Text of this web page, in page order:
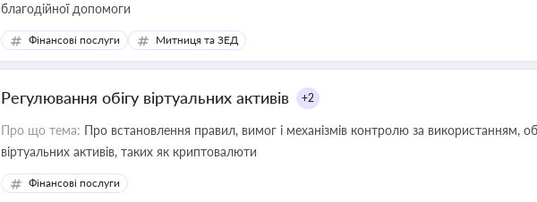
благодійної допомоги
Фінансові послуги Митниця та ЗЕД
Регулювання обігу віртуальних активів +2
Про що тема: Про встановлення правил, вимог і механізмів контролю за використанням,
віртуальних активів, таких як криптовалюти
Фінансові послуги